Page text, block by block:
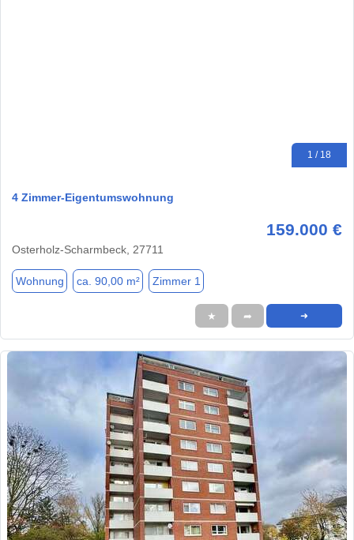
1 / 18
4 Zimmer-Eigentumswohnung
159.000 €
Osterholz-Scharmbeck, 27711
Wohnung ca. 90,00 m² Zimmer 1
★ ➦ ➜